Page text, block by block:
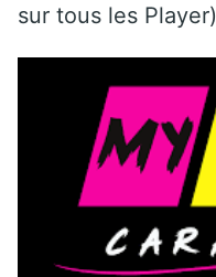
sur tous les Player)